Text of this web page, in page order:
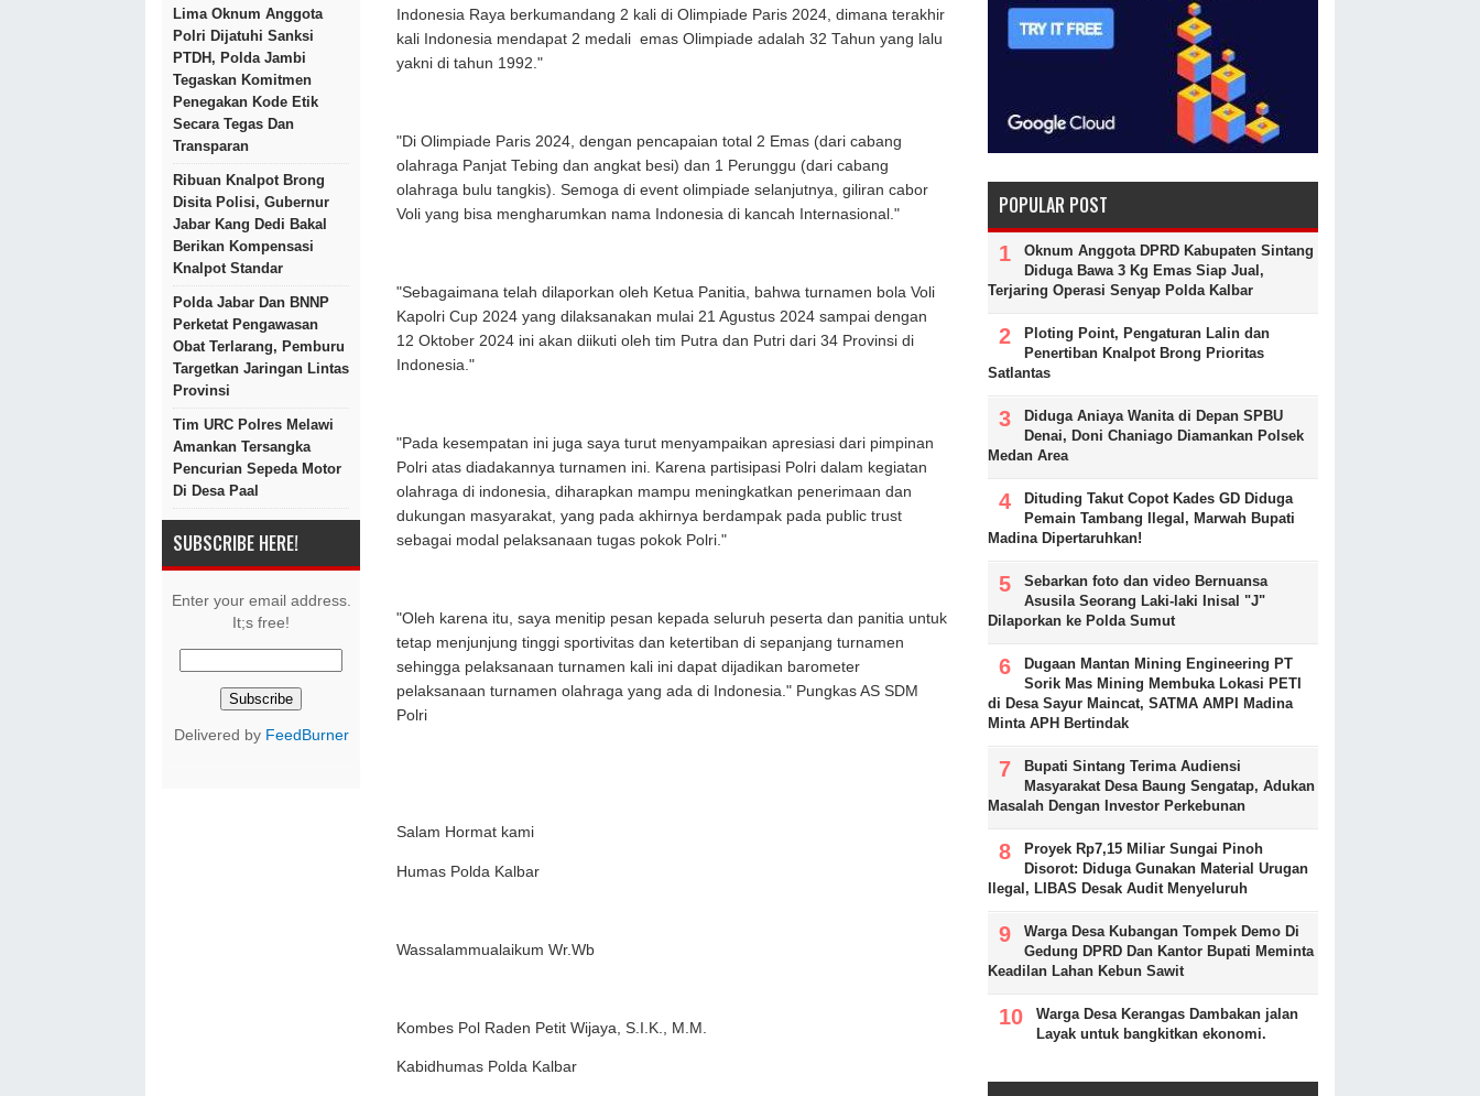
Lima Oknum Anggota
Polri Dijatuhi Sanksi
PTDH, Polda Jambi
Tegaskan Komitmen
Penegakan Kode Etik
Secara Tegas Dan
Transparan
Ribuan Knalpot Brong
Disita Polisi, Gubernur
Jabar Kang Dedi Bakal
Berikan Kompensasi
Knalpot Standar
Polda Jabar Dan BNNP
Perketat Pengawasan
Obat Terlarang, Pemburu
Targetkan Jaringan Lintas
Provinsi
Tim URC Polres Melawi
Amankan Tersangka
Pencurian Sepeda Motor
Di Desa Paal
SUBSCRIBE HERE!
Enter your email address.
It;s free!
Delivered by FeedBurner
Indonesia Raya berkumandang 2 kali di Olimpiade Paris 2024, dimana terakhir
kali Indonesia mendapat 2 medali emas Olimpiade adalah 32 Tahun yang lalu
yakni di tahun 1992."
"Di Olimpiade Paris 2024, dengan pencapaian total 2 Emas (dari cabang
olahraga Panjat Tebing dan angkat besi) dan 1 Perunggu (dari cabang
olahraga bulu tangkis). Semoga di event olimpiade selanjutnya, giliran cabor
Voli yang bisa mengharumkan nama Indonesia di kancah Internasional."
"Sebagaimana telah dilaporkan oleh Ketua Panitia, bahwa turnamen bola Voli
Kapolri Cup 2024 yang dilaksanakan mulai 21 Agustus 2024 sampai dengan
12 Oktober 2024 ini akan diikuti oleh tim Putra dan Putri dari 34 Provinsi di
Indonesia."
"Pada kesempatan ini juga saya turut menyampaikan apresiasi dari pimpinan
Polri atas diadakannya turnamen ini. Karena partisipasi Polri dalam kegiatan
olahraga di indonesia, diharapkan mampu meningkatkan penerimaan dan
dukungan masyarakat, yang pada akhirnya berdampak pada public trust
sebagai modal pelaksanaan tugas pokok Polri."
"Oleh karena itu, saya menitip pesan kepada seluruh peserta dan panitia untuk
tetap menjunjung tinggi sportivitas dan ketertiban di sepanjang turnamen
sehingga pelaksanaan turnamen kali ini dapat dijadikan barometer
pelaksanaan turnamen olahraga yang ada di Indonesia." Pungkas AS SDM
Polri
Salam Hormat kami
Humas Polda Kalbar
Wassalammualaikum Wr.Wb
Kombes Pol Raden Petit Wijaya, S.I.K., M.M.
Kabidhumas Polda Kalbar
POPULAR POST
Oknum Anggota DPRD Kabupaten Sintang
Diduga Bawa 3 Kg Emas Siap Jual,
Terjaring Operasi Senyap Polda Kalbar
Ploting Point, Pengaturan Lalin dan
Penertiban Knalpot Brong Prioritas
Satlantas
Diduga Aniaya Wanita di Depan SPBU
Denai, Doni Chaniago Diamankan Polsek
Medan Area
Dituding Takut Copot Kades GD Diduga
Pemain Tambang Ilegal, Marwah Bupati
Madina Dipertaruhkan!
Sebarkan foto dan video Bernuansa
Asusila Seorang Laki-laki Inisal "J"
Dilaporkan ke Polda Sumut
Dugaan Mantan Mining Engineering PT
Sorik Mas Mining Membuka Lokasi PETI
di Desa Sayur Maincat, SATMA AMPI Madina
Minta APH Bertindak
Bupati Sintang Terima Audiensi
Masyarakat Desa Baung Sengatap, Adukan
Masalah Dengan Investor Perkebunan
Proyek Rp7,15 Miliar Sungai Pinoh
Disorot: Diduga Gunakan Material Urugan
Ilegal, LIBAS Desak Audit Menyeluruh
Warga Desa Kubangan Tompek Demo Di
Gedung DPRD Dan Kantor Bupati Meminta
Keadilan Lahan Kebun Sawit
Warga Desa Kerangas Dambakan jalan
Layak untuk bangkitkan ekonomi.